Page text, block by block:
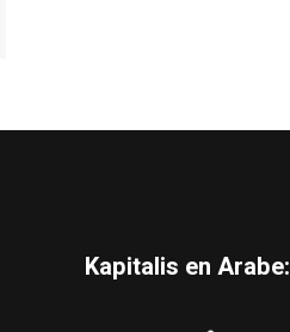
Kapitalis en Arabe: